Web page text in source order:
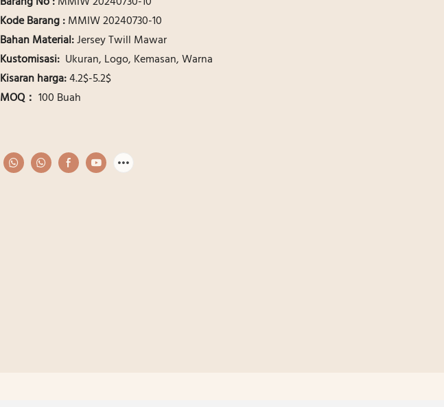
Kode Barang :MMIW 20240730-10
Bahan Material:Jersey Twill Mawar
Kustomisasi: Ukuran, Logo, Kemasan, Warna
Kisaran harga:4.2$-5.2$
MOQ： 100 Buah